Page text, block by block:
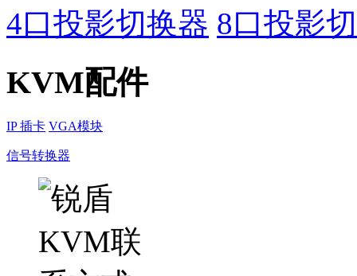
4口投影切换器 8口投影
KVM配件
IP 插卡 VGA模块
信号转换器